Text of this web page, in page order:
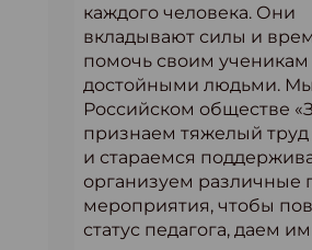
каждого человека. Они
вкладывают силы и
помочь своим ученикам
достойными людьми.
Российском обществе
признаем тяжелый труд
и стараемся
организуем различные
мероприятия, чтобы
статус педагога, даем им